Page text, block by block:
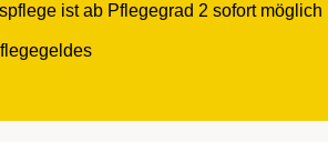
ist ab Pflegegrad 2 sofort möglich